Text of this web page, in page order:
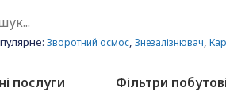
Зворотний осмос,Знезалізнювач,
послуги Фільтри побутові